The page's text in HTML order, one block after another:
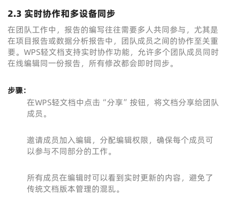
2.3 实时协作和多设备同步
在团队工作中，报告的编写往往需要多人共同参与，尤其是
在项目报告或数据分析报告中，团队成员之间的协作至关重
要。WPS轻文档支持实时协作功能，允许多个团队成员同时
在线编辑同一份报告，所有修改都会即时同步。
步骤：
在WPS轻文档中点击“分享”按钮，将文档分享给团队
成员。
邀请成员加入编辑，分配编辑权限，确保每个成员可
以参与不同部分的工作。
所有成员在编辑时可以看到实时更新的内容，避免了
传统文档版本管理的混乱。